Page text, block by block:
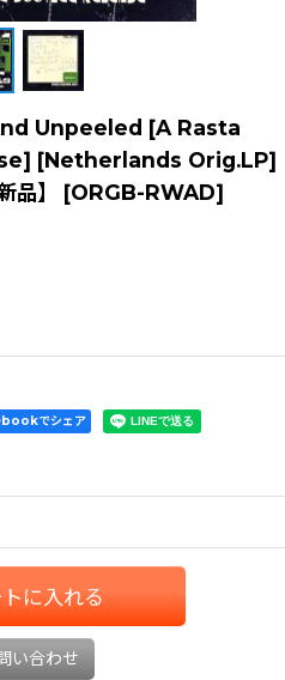
Unpeeled [A Rasta
[Netherlands Orig.LP]
】
[ORGB-RWAD]
でシェア
に入れる
い合わせ